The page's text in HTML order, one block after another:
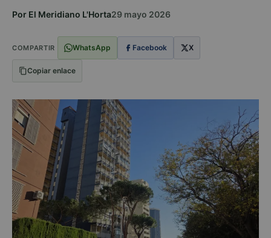
Por El Meridiano L'Horta29 mayo 2026
COMPARTIR WhatsApp Facebook X
Copiar enlace